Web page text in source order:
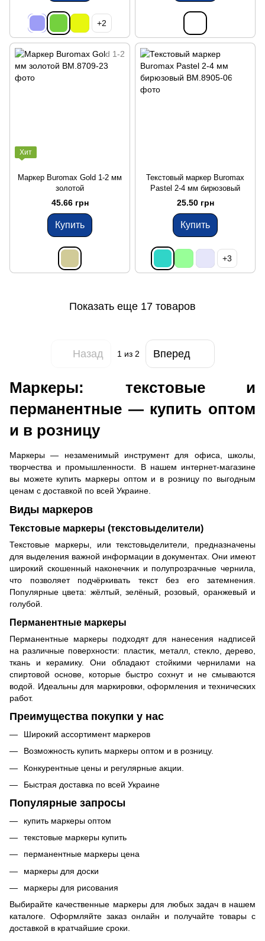
+2
Хит
Маркер Buromax Gold 1-2 мм
золотой
45.66 грн
Купить
Текстовый маркер Buromax
Pastel 2-4 мм бирюзовый
25.50 грн
Купить
+3
Показать еще 17 товаров
Назад 1из 2 Вперед
Маркеры: текстовые и
перманентные — купить оптом
и в розницу
Маркеры — незаменимый инструмент для офиса, школы,
творчества и промышленности. В нашем интернет-магазине
вы можете купить маркеры оптом и в розницу по выгодным
ценам с доставкой по всей Украине.​
Виды маркеров
Текстовые маркеры (текстовыделители)
Текстовые маркеры, или текстовыделители, предназначены
для выделения важной информации в документах. Они имеют
широкий скошенный наконечник и полупрозрачные чернила,
что позволяет подчёркивать текст без его затемнения.
Популярные цвета: жёлтый, зелёный, розовый, оранжевый и
голубой.​
Перманентные маркеры
Перманентные маркеры подходят для нанесения надписей
на различные поверхности: пластик, металл, стекло, дерево,
ткань и керамику. Они обладают стойкими чернилами на
спиртовой основе, которые быстро сохнут и не смываются
водой. Идеальны для маркировки, оформления и технических
работ.​
Преимущества покупки у нас
Широкий ассортимент маркеров
Возможность купить маркеры оптом и в розницу.
Конкурентные цены и регулярные акции.
Быстрая доставка по всей Украине
Популярные запросы
купить маркеры оптом
текстовые маркеры купить
перманентные маркеры цена
маркеры для доски
маркеры для рисования​
Выбирайте качественные маркеры для любых задач в нашем
каталоге. Оформляйте заказ онлайн и получайте товары с
доставкой в кратчайшие сроки.